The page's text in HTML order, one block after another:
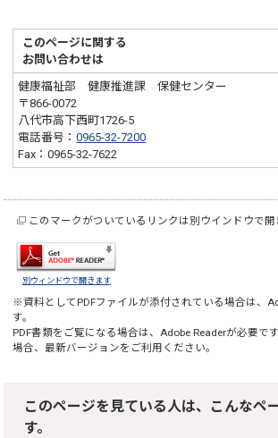
このページに関する
お問い合わせは
健康福祉部 健康推進課 保健センター
〒866-0072
八代市高下西町1726-5
電話番号：0965-32-7200
Fax：0965-32-7622
このマークがついているリンクは別ウインドウで開
別ウィンドウで開きます
※資料としてPDFファイルが添付されている場合は、
す。
PDF書類をご覧になる場合は、Adobe Readerが必要で
場合、最新バージョンをご利用ください。
このページを見ている人は、こんなペ
す。